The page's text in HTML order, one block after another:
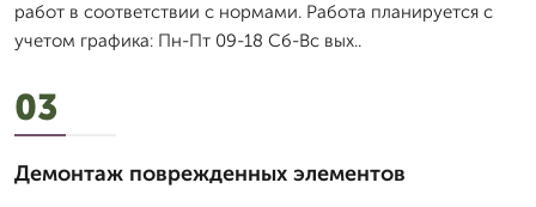
работ в соответствии с нормами. Работа планируется с
учетом графика: Пн-Пт 09-18 Сб-Вс вых..
03
Демонтаж поврежденных элементов